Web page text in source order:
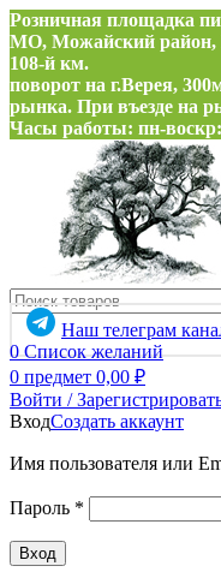
Розничная площадка
МО, Можайский район,
108-й км.
поворот на г.Верея,
рынка. При въезде на
Часы работы: пн-
Наш телеграм
0 Список желаний
0 предмет 0,00 ₽
Войти /
ВходСоздать аккаунт
Имя пользователя или
Пароль *
Вход